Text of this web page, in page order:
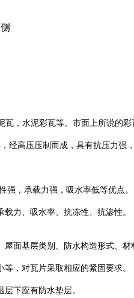
，水泥彩瓦等。市面上所说的
经高压压制而成，具有抗压力强
强，承载力强，吸水率低等优点。
力、吸水率、抗冻性、抗渗性。
面基层类别、防水构造形式、
，对瓦片采取相应的紧固要求。
下应有防水垫层。